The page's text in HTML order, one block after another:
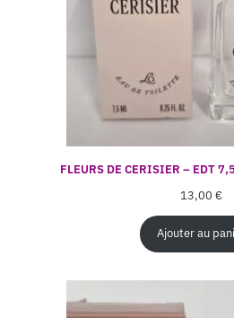
FLEURS DE CERISIER – EDT
13,00 €
Ajouter au